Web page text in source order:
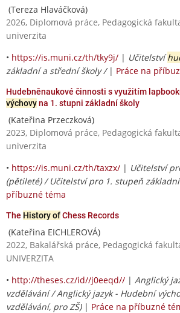
(Tereza Hlaváčková)
2026, Diplomová práce, Pedagogická
univerzita
• https://is.muni.cz/th/tky9j/ | Učitelství
základní a střední školy / | Práce na
Hudebněnaukové činnosti s využitím
výchovyna 1. stupni základní školy
(Kateřina Przeczková)
2023, Diplomová práce, Pedagogická
univerzita
• https://is.muni.cz/th/taxzx/ | Učitelství
(pětileté) / Učitelství pro 1. stupeň
příbuzné téma
The History ofChess Records
(Kateřina EICHLEROVÁ)
2022, Bakalářská práce, Pedagogická
UNIVERZITA
• http://theses.cz/id//j0eeqd// | Anglický
vzdělávání / Anglický jazyk - Hudební
vzdělávání, pro ZŠ)| Práce na příbuzné